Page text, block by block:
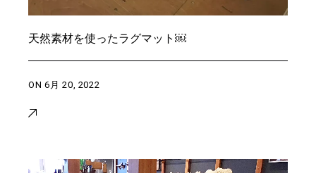
天然素材を使ったラグマット￼
ON6月 20, 2022